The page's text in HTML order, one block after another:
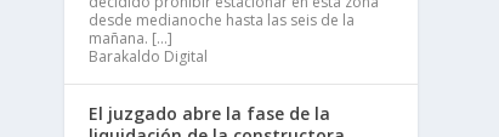
desde medianoche hasta las seis de la
mañana. […]
Barakaldo Digital
El juzgado abre la fase de la